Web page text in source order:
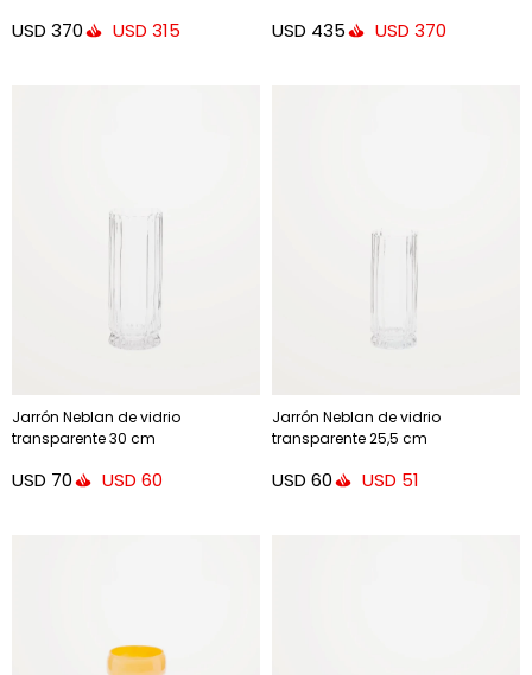
USD 370 USD 315 USD 435 USD 370
Jarrón Neblan de vidrio
transparente 30 cm
USD 70 USD 60
Jarrón Neblan de vidrio
transparente 25,5 cm
USD 60 USD 51